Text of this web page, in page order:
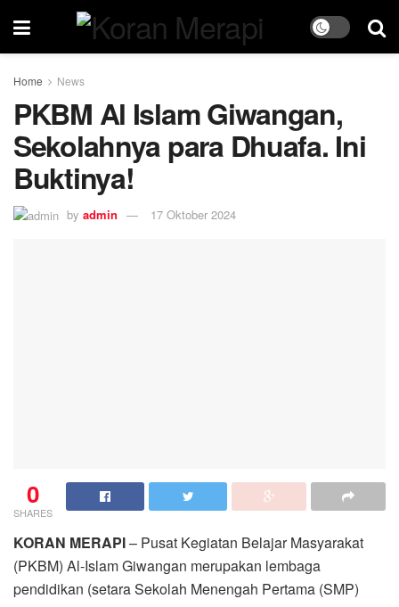
Home News
PKBM Al Islam Giwangan,
Sekolahnya para Dhuafa. Ini
Buktinya!
by admin 17 Oktober 2024
0
SHARES
KORAN MERAPI– Pusat Kegiatan Belajar Masyarakat
(PKBM) Al-Islam Giwangan merupakan lembaga
pendidikan (setara Sekolah Menengah Pertama (SMP)